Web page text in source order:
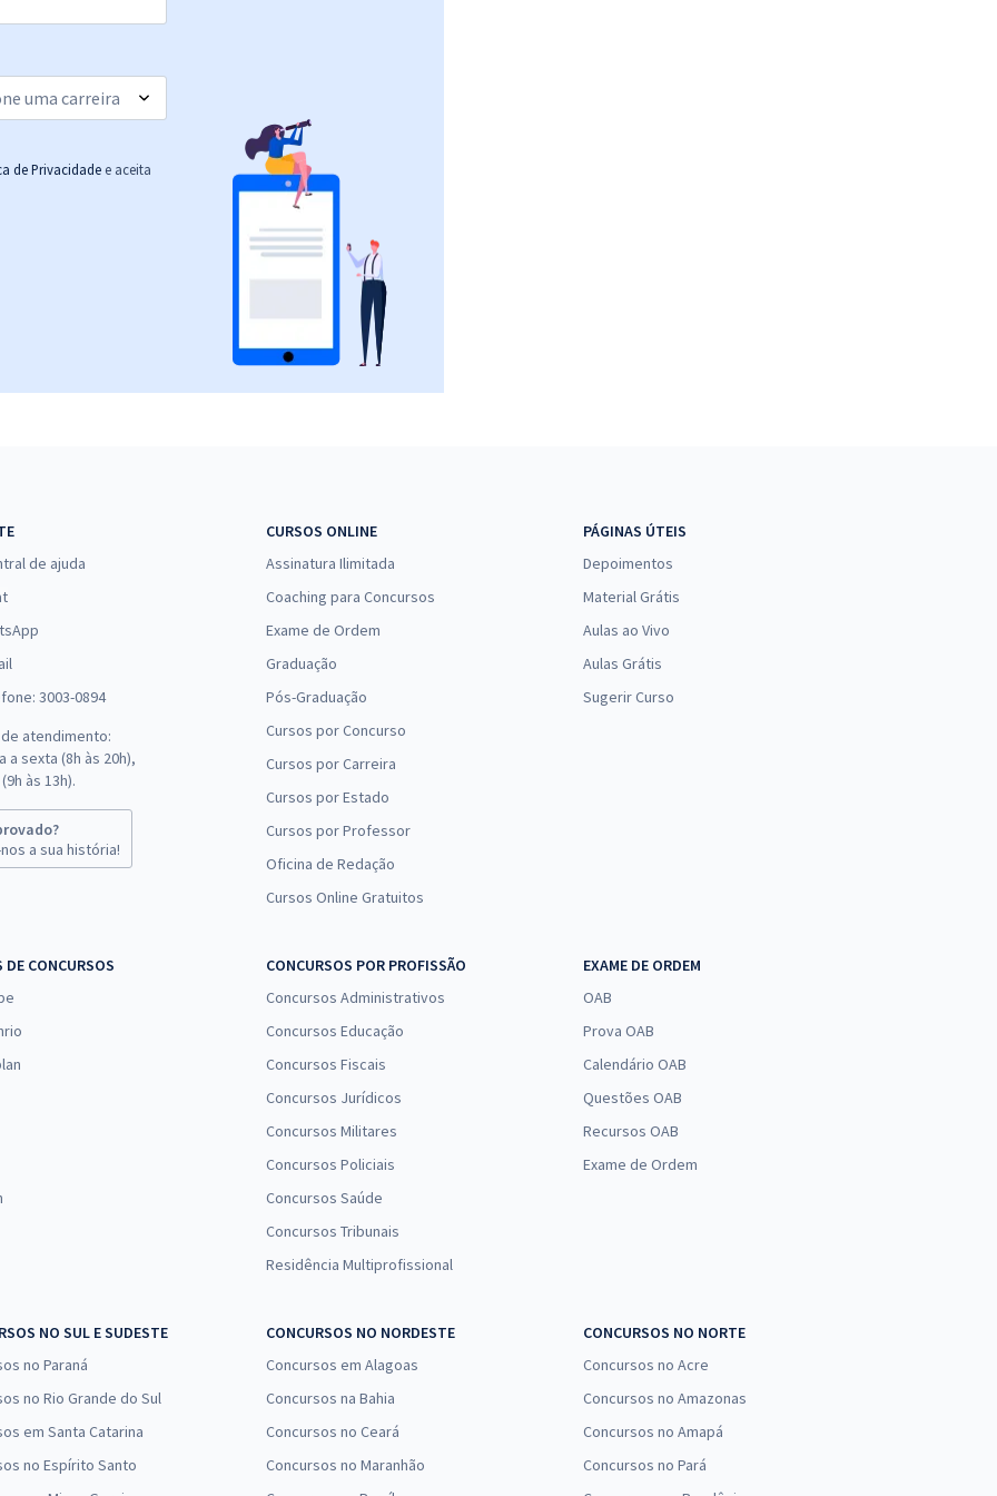
ou 12x deR$27,92
(-20%)
R$ 503,12à vista
Economize R$ 125,78
Comprar
Economize R$ 65,98
Economize R$ 65,98
R$ 302,80
à vista
Economize R$ 75,70
(-20%)
Comprar
(-20%)
de Privacidade e aceita
de ajuda
3003-0894
atendimento:
a sexta (8h às 20h),
às 13h).
a sua história!
CURSOS ONLINE
Assinatura Ilimitada
Coaching para Concursos
Exame de Ordem
Graduação
Pós-Graduação
Cursos por Concurso
Cursos por Carreira
Cursos por Estado
Cursos por Professor
Oficina de Redação
Cursos Online Gratuitos
PÁGINAS ÚTEIS
Depoimentos
Material Grátis
Aulas ao Vivo
Aulas Grátis
Sugerir Curso
DE CONCURSOS
CONCURSOS POR PROFISSÃO
Concursos Administrativos
Concursos Educação
Concursos Fiscais
Concursos Jurídicos
Concursos Militares
Concursos Policiais
Concursos Saúde
Concursos Tribunais
Residência Multiprofissional
EXAME DE ORDEM
OAB
Prova OAB
Calendário OAB
Questões OAB
Recursos OAB
Exame de Ordem
NO SUL E SUDESTE
no Paraná
no Rio Grande do Sul
em Santa Catarina
no Espírito Santo
CONCURSOS NO NORDESTE
Concursos em Alagoas
Concursos na Bahia
Concursos no Ceará
Concursos no Maranhão
CONCURSOS NO NORTE
Concursos no Acre
Concursos no Amazonas
Concursos no Amapá
Concursos no Pará